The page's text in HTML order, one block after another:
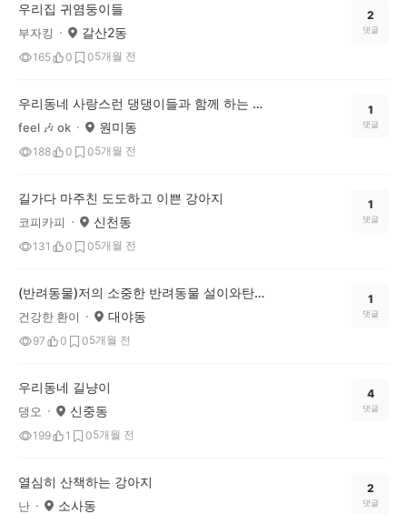
우리집 귀염둥이들
부자킹 갈산2동
165 0 05개월 전
2
댓글
우리동네 사랑스런 댕댕이들과 함께 하는 산책 에티켓
feel 🎶 ok 원미동
188 0 05개월 전
1
댓글
길가다 마주친 도도하고 이쁜 강아지
코피카피 신천동
131 0 05개월 전
1
댓글
(반려동물)저의 소중한 반려동물 설이와탄이 입니다!
건강한 환이 대야동
97 0 05개월 전
1
댓글
우리동네 길냥이
댕오 신중동
199 1 05개월 전
4
댓글
열심히 산책하는 강아지
난 소사동
2
댓글